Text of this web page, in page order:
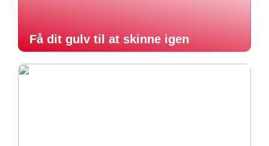
Få dit gulv til at skinne igen